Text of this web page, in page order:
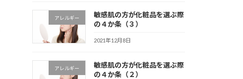
アレルギー
敏感肌の方が化粧品を選ぶ際
の４か条（３）
2021年12月8日
アレルギー
敏感肌の方が化粧品を選ぶ際
の４か条（２）